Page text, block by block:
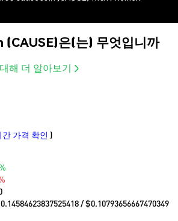
(CAUSE)은(는) 무엇입니까
해 더 알아보기
간 가격 확인 )
0.14584623837525418/ $0.10793656667470349